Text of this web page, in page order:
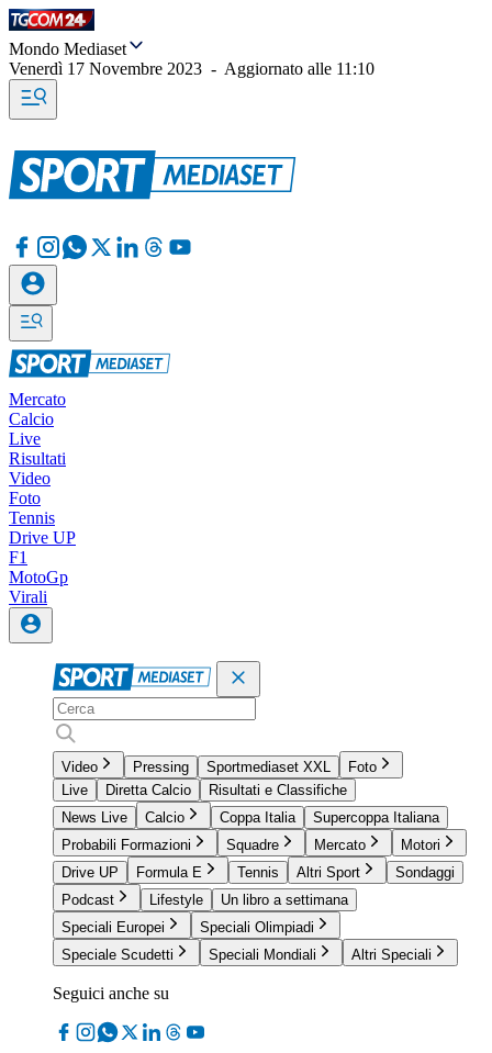
Mondo Mediaset
Venerdì 17 Novembre 2023 - Aggiornato alle 11:10
Mercato
Calcio
Live
Risultati
Video
Foto
Tennis
Drive UP
F1
MotoGp
Virali
Video Pressing Sportmediaset XXL
Foto
Live
Diretta Calcio
Risultati e Classifiche
News Live
Calcio Coppa Italia
Supercoppa Italiana
Probabili Formazioni
Squadre Mercato
Motori
Drive UP
Formula E Tennis Altri Sport
Sondaggi
Podcast
Lifestyle
Un libro a settimana
Speciali Europei
Speciali Olimpiadi
Speciale Scudetti
Speciali Mondiali Altri Speciali
Seguici anche su